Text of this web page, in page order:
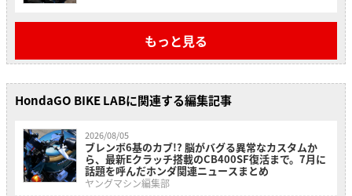
もっと見る
HondaGO BIKE LABに関連する編集記事
2026/08/05
ブレンボ6基のカブ!? 脳がバグる異常なカスタムか
ら、最新Eクラッチ搭載のCB400SF復活まで。7月に
話題を呼んだホンダ関連ニュースまとめ
ヤングマシン編集部